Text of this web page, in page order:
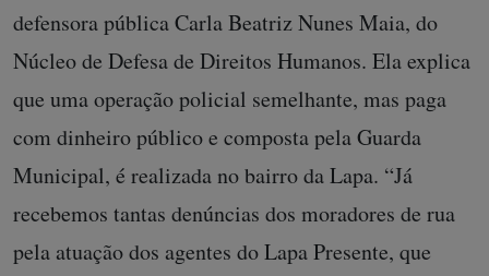
defensora pública Carla Beatriz Nunes Maia, do
Núcleo de Defesa de Direitos Humanos. Ela explica
que uma operação policial semelhante, mas paga
com dinheiro público e composta pela Guarda
Municipal, é realizada no bairro da Lapa. “Já
recebemos tantas denúncias dos moradores de rua
pela atuação dos agentes do Lapa Presente, que